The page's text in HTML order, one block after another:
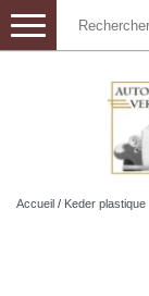
Toggle
navigation
Accueil / Keder plastique